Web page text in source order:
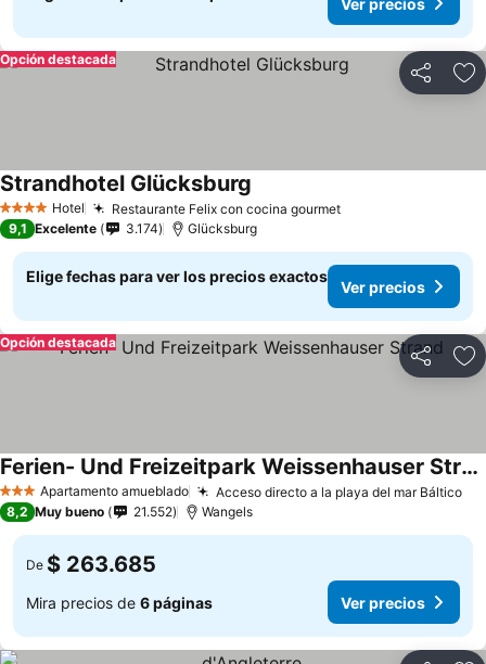
Compartir
Opción destacada
4 EstrellasHotel Restaurante Felix con cocina gourmet
Strandhotel Glücksburg
9,1 Excelente 3.174 Glücksburg
Elige fechas para ver los precios exactos
Ver precios
Compartir
Opción destacada
3 EstrellasApartamento amueblado Acceso directo a la playa del mar Báltico
Ferien- Und Freizeitpark Weissenhauser Strand
8,2 Muy bueno 21.552 Wangels
De $ 263.685
Mira precios de 6 páginas Ver precios